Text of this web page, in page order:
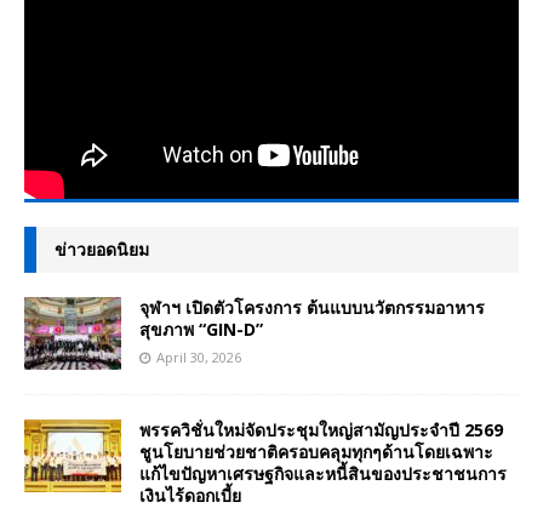
ข่าวยอดนิยม
จุฬาฯ เปิดตัวโครงการ ต้นแบบนวัตกรรมอาหาร
สุขภาพ “GIN-D”
April 30, 2026
พรรควิชั่นใหม่จัดประชุมใหญ่สามัญประจำปี 2569
ชูนโยบายช่วยชาติครอบคลุมทุกๆด้านโดยเฉพาะ
แก้ไขปัญหาเศรษฐกิจและหนี้สินของประชาชนการ
เงินไร้ดอกเบี้ย